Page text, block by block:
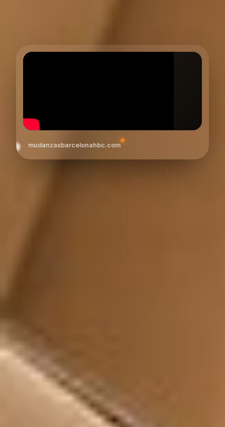
mudanzasbarcelonahbc.com